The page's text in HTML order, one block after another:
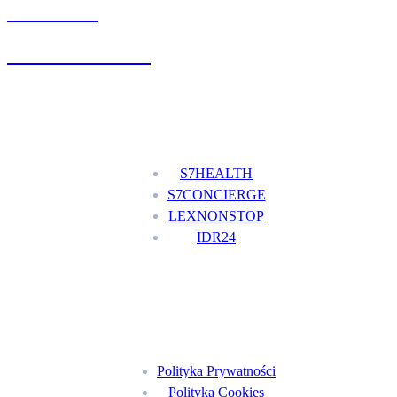
S7HEALTH
S7CONCIERGE
LEXNONSTOP
IDR24
Polityka Prywatności
Polityka Cookies